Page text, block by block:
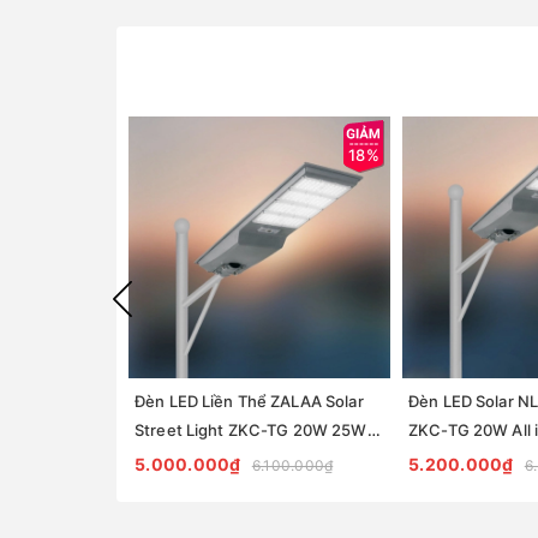
18%
Đèn LED Liền Thể ZALAA Solar
Street Light ZKC-TG 20W 25W
30W All In One
5.000.000₫ 6.100.000₫
Đèn LED Solar
ZKC-TG 20W All
Street Light
5.200.000₫